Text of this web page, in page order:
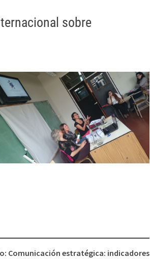
sobre
Comunicación estratégica: indicadores